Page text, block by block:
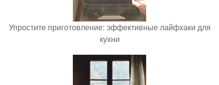
Упростите приготовление: эффективные лайфхаки для
кухни